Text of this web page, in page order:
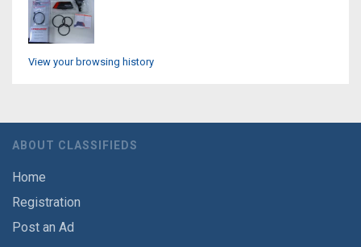
View your browsing history
ABOUT CLASSIFIEDS
Home
Registration
Post an Ad